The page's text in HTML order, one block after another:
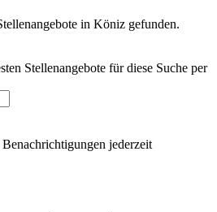
in Köniz gefunden.
Stellenangebote für diese Suche per
jederzeit